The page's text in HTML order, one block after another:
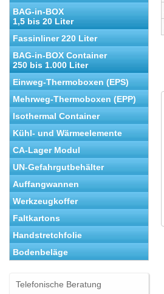
BAG-in-BOX
1,5 bis 20 Liter
Fassinliner 220 Liter
BAG-in-BOX Container
250 bis 1.000 Liter
Einweg-Thermoboxen (EPS)
Mehrweg-Thermoboxen (EPP)
Isothermal Container
Kühl- und Wärmeelemente
CA-Lager Modul
UN-Gefahrgutbehälter
Auffangwannen
Werkzeugkoffer
Faltkartons
Handstretchfolie
Bodenbeläge
Telefonische Beratung